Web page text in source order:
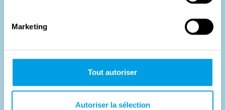
Marketing
Tout autoriser
Autoriser la sélection
Bevrijding van de Elzas
De Elzas werd in fases bevrijd. Door logistieke problemen,
onbegaanbaar terrein, hardnekkig Duits verzet en